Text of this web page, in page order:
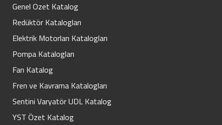
Genel Ozet Katalog
Redüktör Katalogları
Elektrik Motorları Katalogları
Pompa Katalogları
Fan Katalog
Fren ve Kavrama Katalogları
Sentini Varyatör UDL Katalog
YST Özet Katalog